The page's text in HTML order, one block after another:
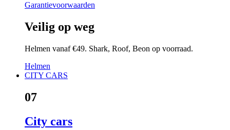
Garantievoorwaarden
Veilig op weg
Helmen vanaf €49. Shark, Roof, Beon op voorraad.
Helmen
CITY CARS
07
City cars